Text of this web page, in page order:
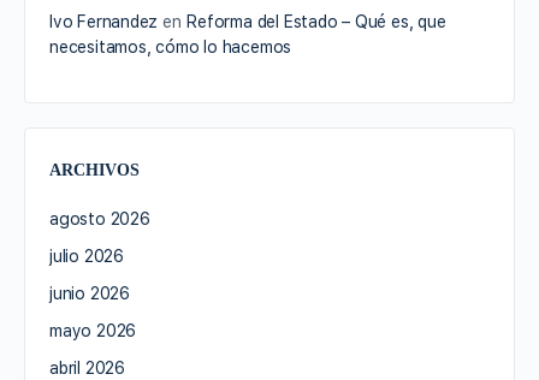
Ivo Fernandez en Reforma del Estado – Qué es, que
necesitamos, cómo lo hacemos
ARCHIVOS
agosto 2026
julio 2026
junio 2026
mayo 2026
abril 2026